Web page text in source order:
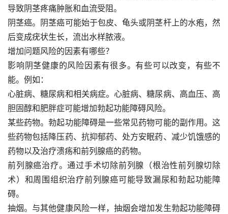
导致阴茎疼痛肿胀和血流受阻。
阴茎癌。阴茎癌可能始于包皮、龟头或阴茎杆上的水疱，然
后变成疣状生长，流出水样脓液。
增加问题风险的因素有哪些？
影响阴茎健康的风险因素有很多。有些可以改变，有些不
能。例如：
心脏病、糖尿病和相关病症。心脏病、糖尿病、高血压、高
胆固醇和肥胖症可能增加勃起功能障碍风险。
某些药物。勃起功能障碍是一些常见药物可能的副作用。这
些药物包括降压药、抗抑郁药、处方安眠药、减少饥饿感的
药物以及治疗溃疡和前列腺癌的药物。
前列腺癌治疗。通过手术切除前列腺（根治性前列腺切除
术）和周围组织治疗前列腺癌可能导致漏尿和勃起功能障
碍。
抽烟。与其他健康风险一样，抽烟会增加发生勃起功能障碍